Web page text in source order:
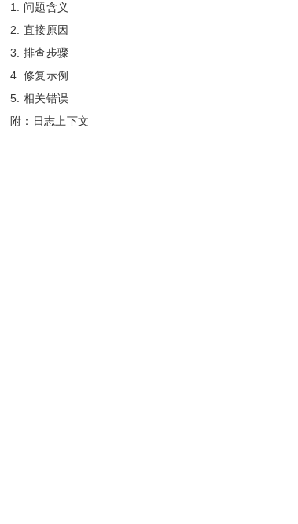
1. 问题含义
2. 直接原因
3. 排查步骤
4. 修复示例
5. 相关错误
附：日志上下文